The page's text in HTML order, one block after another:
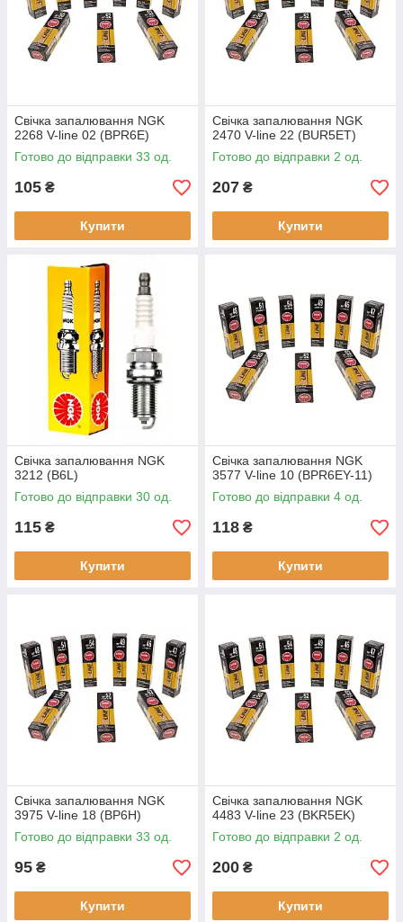
Свічка запалювання NGK
2268 V-line 02 (BPR6E)
Готово до відправки 33 од.
105 ₴
Купити
Свічка запалювання NGK
2470 V-line 22 (BUR5ET)
Готово до відправки 2 од.
207 ₴
Купити
Свічка запалювання NGK
3212 (B6L)
Готово до відправки 30 од.
115 ₴
Купити
Свічка запалювання NGK
3577 V-line 10 (BPR6EY-11)
Готово до відправки 4 од.
118 ₴
Купити
Свічка запалювання NGK
3975 V-line 18 (BP6H)
Готово до відправки 33 од.
95 ₴
Купити
Свічка запалювання NGK
4483 V-line 23 (BKR5EK)
Готово до відправки 2 од.
200 ₴
Купити